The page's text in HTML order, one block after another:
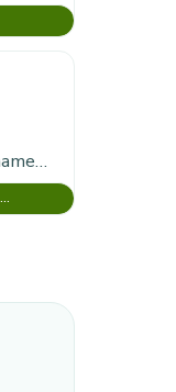
57
als
Voedselhubs en de kracht van Voedselcirkel Amsterdam